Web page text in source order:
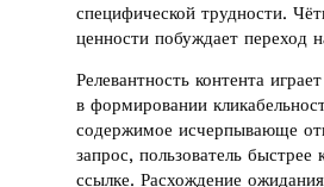
специфической трудности.
ценности побуждает переход
Релевантность контента
в формировании
содержимое исчерпывающе
запрос, пользователь быстрее
ссылке. Расхождение